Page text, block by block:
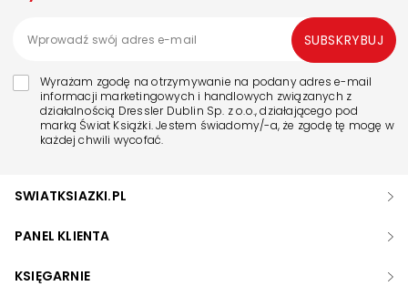
Wyrażam zgodę na otrzymywanie na podany adres e-mail
informacji marketingowych i handlowych związanych z
działalnością Dressler Dublin Sp. z o.o., działającego pod
marką Świat Książki. Jestem świadomy/-a, że zgodę tę mogę w
każdej chwili wycofać.
SUBSKRYBUJ
SWIATKSIAZKI.PL
PANEL KLIENTA
KSIĘGARNIE